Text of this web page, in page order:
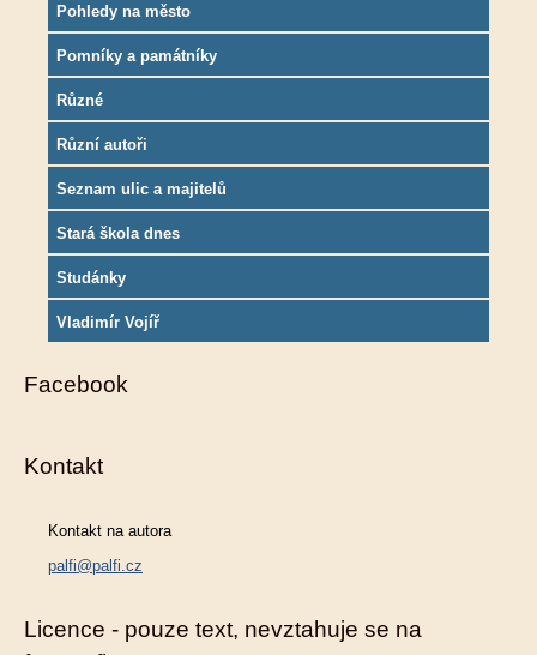
Pohledy na město
Pomníky a památníky
Různé
Různí autoři
Seznam ulic a majitelů
Stará škola dnes
Studánky
Vladimír Vojíř
Facebook
Kontakt
Kontakt na autora
palfi@palfi.cz
Licence - pouze text, nevztahuje se na